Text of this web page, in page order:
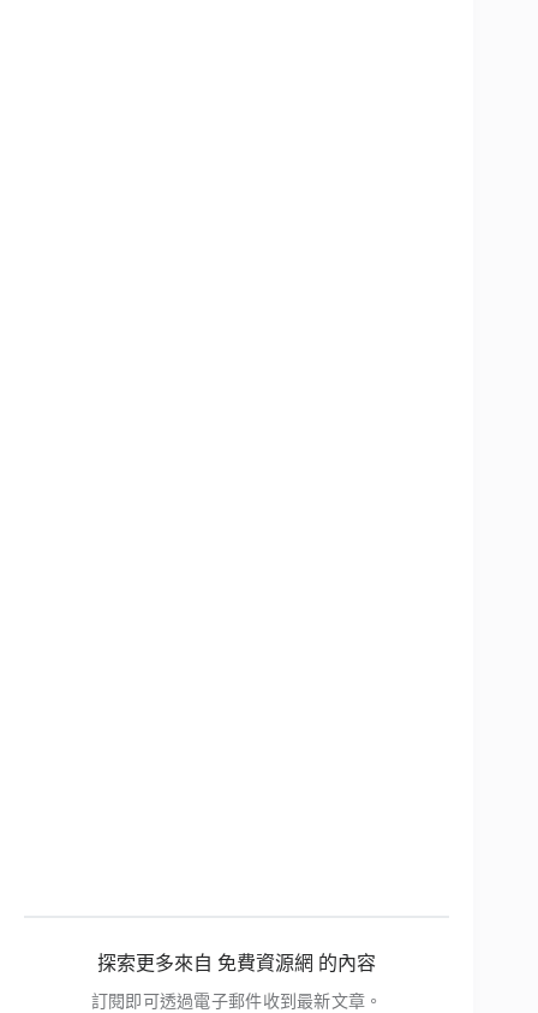
探索更多來自 免費資源網 的內容
訂閱即可透過電子郵件收到最新文章。